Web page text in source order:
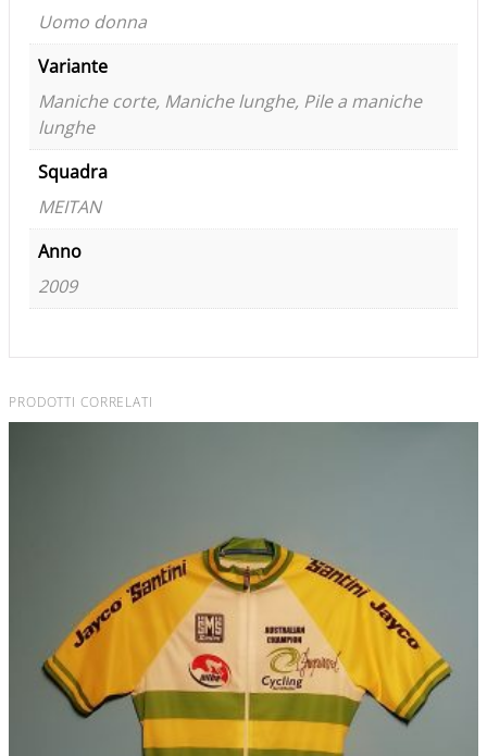
Uomo donna
Variante
Maniche corte, Maniche lunghe, Pile a maniche
lunghe
Squadra
MEITAN
Anno
2009
PRODOTTI CORRELATI